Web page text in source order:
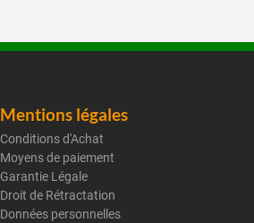
Mentions légales
Conditions d'Achat
Moyens de paiement
Garantie Légale
Droit de Rétractation
Données personnelles